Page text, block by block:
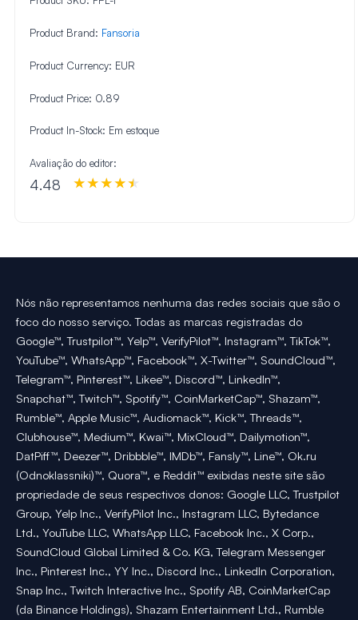
Product Brand: Fansoria
Product Currency: EUR
Product Price: 0.89
Product In-Stock: Em estoque
Avaliação do editor:
4.48
Nós não representamos nenhuma das redes sociais que são o
foco do nosso serviço. Todas as marcas registradas do
Google™, Trustpilot™, Yelp™, VerifyPilot™, Instagram™, TikTok™,
YouTube™, WhatsApp™, Facebook™, X-Twitter™, SoundCloud™,
Telegram™, Pinterest™, Likee™, Discord™, LinkedIn™,
Snapchat™, Twitch™, Spotify™, CoinMarketCap™, Shazam™,
Rumble™, Apple Music™, Audiomack™, Kick™, Threads™,
Clubhouse™, Medium™, Kwai™, MixCloud™, Dailymotion™,
DatPiff™, Deezer™, Dribbble™, IMDb™, Fansly™, Line™, Ok.ru
(Odnoklassniki)™, Quora™, e Reddit™ exibidas neste site são
propriedade de seus respectivos donos: Google LLC, Trustpilot
Group, Yelp Inc., VerifyPilot Inc., Instagram LLC, Bytedance
Ltd., YouTube LLC, WhatsApp LLC, Facebook Inc., X Corp.,
SoundCloud Global Limited & Co. KG, Telegram Messenger
Inc., Pinterest Inc., YY Inc., Discord Inc., LinkedIn Corporation,
Snap Inc., Twitch Interactive Inc., Spotify AB, CoinMarketCap
(da Binance Holdings), Shazam Entertainment Ltd., Rumble